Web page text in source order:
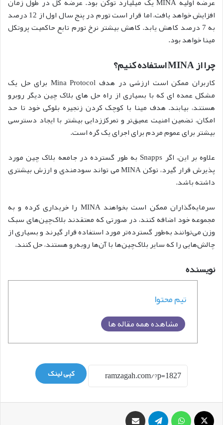
افزایش خواهد یافت، اما قرار است تورم در پنج سال اول از 12 درصد
به 7 درصد کاهش یابد. کاهش بیشتر نرخ تورم تابع حاکمیت پروتکل
مینا خواهد بود.
چرا از MINA استفاده کنیم؟
کاربران ممکن است ارزشی در هدف Mina Protocol برای حل یک
مشکل عمده ای که با بسیاری از راه حل های بلاک چین دیگر روبرو
هستند، بیابند. هدف مینا با کوچک کردن زنجیره بلوکی خود تا حد
امکان، تضمین امنیت عمیق‌تر و تمرکززدایی بیشتر با ایجاد دسترسی
بیشتر برای عموم مردم برای اجرای یک گره است.
علاوه بر این، اگر Snapps به طور گسترده در جامعه بلاک چین مورد
پذیرش قرار گیرد، توکن MINA می تواند سودمندی و ارزش بیشتری
داشته باشد.
سرمایه‌گذاران ممکن است بخواهند MINA را خریداری کرده و به
مجموعه خود اضافه کنند، در صورتی که معتقدند بلاک‌چین‌های سبک
وزن می‌توانند به‌طور گسترده‌تر مورد استفاده قرار گیرند و بسیاری از
چالش‌هایی را که سایر بلاک‌چین‌ها با آن‌ها روبه‌رو هستند، حل کنند.
نویسنده
تیم محتوا
مشاهده همه مقاله ها
کپی لینک